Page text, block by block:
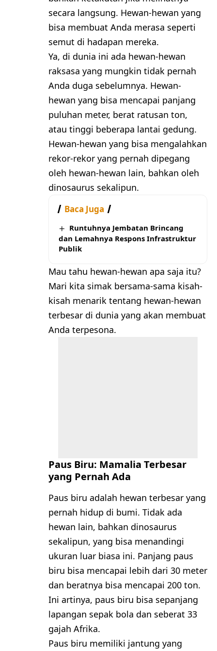
secara langsung. Hewan-hewan yang
bisa membuat Anda merasa seperti
semut di hadapan mereka.
Ya, di dunia ini ada hewan-hewan
raksasa yang mungkin tidak pernah
Anda duga sebelumnya. Hewan-
hewan yang bisa mencapai panjang
puluhan meter, berat ratusan ton,
atau tinggi beberapa lantai gedung.
Hewan-hewan yang bisa mengalahkan
rekor-rekor yang pernah dipegang
oleh hewan-hewan lain, bahkan oleh
dinosaurus sekalipun.
Baca Juga
Runtuhnya Jembatan Brincang
dan Lemahnya Respons Infrastruktur
Publik
Mau tahu hewan-hewan apa saja itu?
Mari kita simak bersama-sama kisah-
kisah menarik tentang hewan-hewan
terbesar di dunia yang akan membuat
Anda terpesona.
Paus Biru: Mamalia Terbesar
yang Pernah Ada
Paus biru adalah hewan terbesar yang
pernah hidup di bumi. Tidak ada
hewan lain, bahkan dinosaurus
sekalipun, yang bisa menandingi
ukuran luar biasa ini. Panjang paus
biru bisa mencapai lebih dari 30 meter
dan beratnya bisa mencapai 200 ton.
Ini artinya, paus biru bisa sepanjang
lapangan sepak bola dan seberat 33
gajah Afrika.
Paus biru memiliki jantung yang